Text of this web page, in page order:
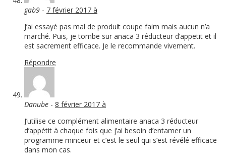
gab9 - 7 février 2017 à
J’ai essayé pas mal de produit coupe faim mais aucun n’a
marché. Puis, je tombe sur anaca 3 réducteur d’appetit et il
est sacrement efficace. Je le recommande vivement.
Répondre
Danube - 8 février 2017 à
J’utilise ce complément alimentaire anaca 3 réducteur
d’appétit à chaque fois que j’ai besoin d’entamer un
programme minceur et c’est le seul qui s’est révélé efficace
dans mon cas.